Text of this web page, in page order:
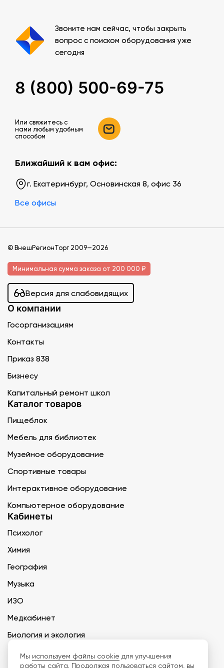
Звоните нам сейчас, чтобы закрыть
вопрос с поиском оборудования уже
сегодня
8 (800) 500-69-75
Или свяжитесь c
нами любым удобным
способом
Ближайший к вам офис:
г. Екатеринбург, Основинская 8, офис 36
Все офисы
© ВнешРегионТорг 2009—2026
Минимальная сумма заказа от 200 000 ₽
Версия для слабовидящих
О компании
Госорганизациям
Контакты
Приказ 838
Бизнесу
Капитальный ремонт школ
Каталог товаров
Пищеблок
Мебель для библиотек
Музейное оборудование
Спортивные товары
Интерактивное оборудование
Компьютерное оборудование
Кабинеты
Психолог
Химия
География
Музыка
ИЗО
Медкабинет
Биология и экология
Технология
Мы используем файлы cookie для улучшения
работы сайта. Продолжая пользоваться сайтом, вы